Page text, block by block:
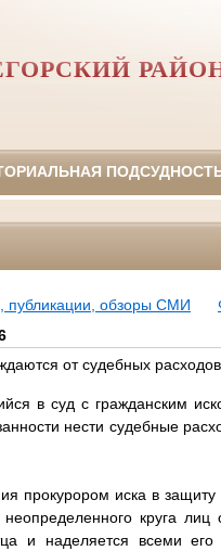
публикации, обзоры СМИ
от судебных
в суд с гражданским
нести судебные
прокурором иска в
круга лиц
и наделяется всеми